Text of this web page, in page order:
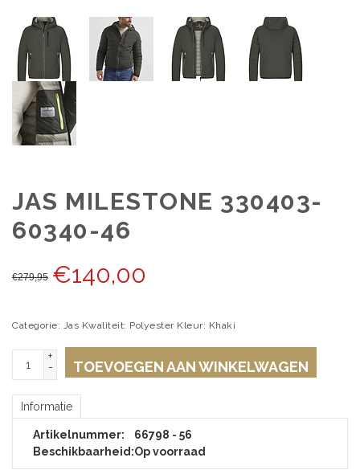
JAS MILESTONE 330403-
60340-46
€279,95 €140,00
Categorie: Jas Kwaliteit: Polyester Kleur: Khaki
+
-
TOEVOEGEN AAN WINKELWAGEN
Informatie
Artikelnummer:
66798 - 56
Beschikbaarheid:Op voorraad